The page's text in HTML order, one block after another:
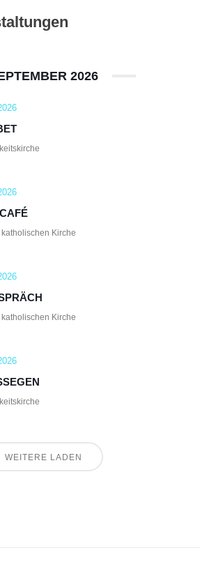
2026
Kirche
Kirche
WEITERE LADEN